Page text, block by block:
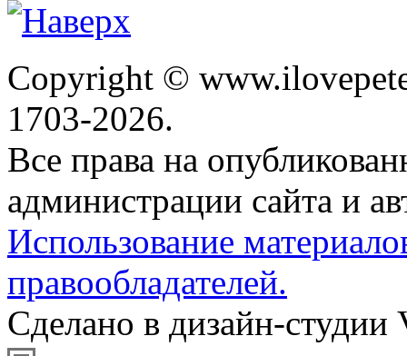
Copyright ©
1703-2026.
Все права на
администрации сайта и
Использование
правообладателей.
Сделано в дизайн-студии